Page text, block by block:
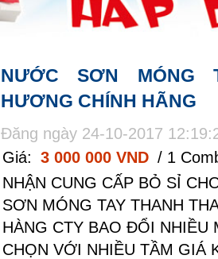
NƯỚC SƠN MÓNG
HƯƠNG CHÍNH HÃNG
Đăng ngày 24-10-2017
Giá: 3 000 000 VND / 1
NHẬN CUNG CẤP BỎ SỈ
SƠN MÓNG TAY THANH
HÀNG CTY BAO ĐỔI NHIỀU
CHỌN VỚI NHIỀU TẦM GIÁ